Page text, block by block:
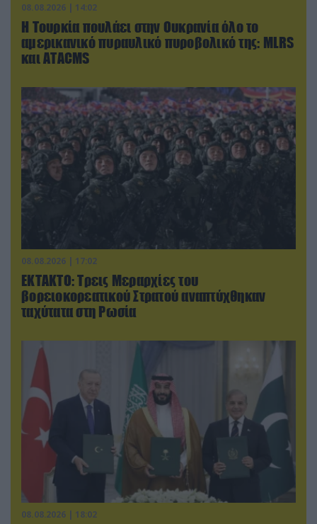
08.08.2026 | 14:02
Η Τουρκία πουλάει στην Ουκρανία όλο το
αμερικανικό πυραυλικό πυροβολικό της: MLRS
και ΑΤΑCMS
08.08.2026 | 17:02
ΕΚΤΑΚΤΟ: Τρεις Μεραρχίες του
βορειοκορεατικού Στρατού αναπτύχθηκαν
ταχύτατα στη Ρωσία
08.08.2026 | 18:02